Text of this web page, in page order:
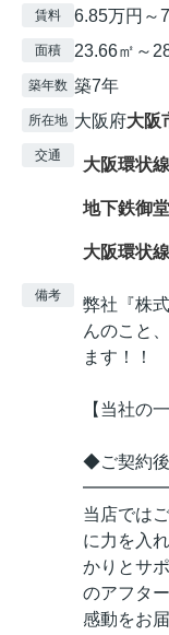
賃料 6.85万円～
面積 23.66㎡～
築年数 築7年
所在地 大阪府大阪
交通 大阪環状線
地下鉄御
大阪環状線
備考
弊社『株
んのこと
ます！！
【当社の
◆ご契約後
当店では
に力を入
かりとサ
のアフタ
感動をお